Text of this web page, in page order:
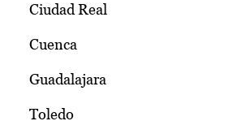
Ciudad Real
Cuenca
Guadalajara
Toledo